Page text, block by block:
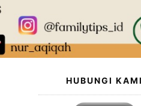
HUBUNGI KAMI